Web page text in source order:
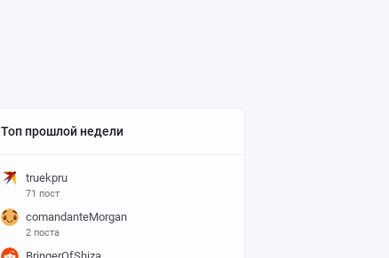
Топ прошлой недели
truekpru
71 пост
comandanteMorgan
2 поста